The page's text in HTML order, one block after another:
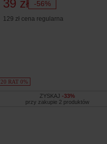
39 zł -56%
129 zł cena regularna
20 RAT 0%
ZYSKAJ -33%
przy zakupie 2 produktów